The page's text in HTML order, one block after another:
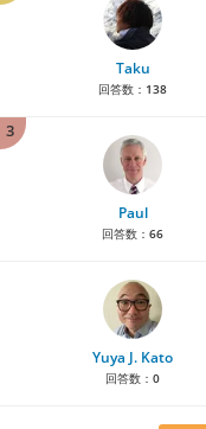
Taku
回答数： 138
3
Paul
回答数： 66
Yuya J. Kato
回答数： 0